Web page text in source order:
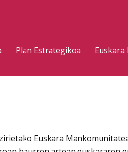
Plan Estrategikoa
Euskara